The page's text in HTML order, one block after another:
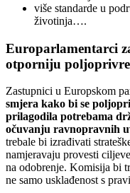
više standarde u
životinja….
Europarlamentarci
otporniju
Zastupnici u Europskom
smjera kako bi se
prilagodila potrebama
očuvanju ravnopravnih
trebale bi izrađivati
namjeravaju provesti
na odobrenje. Komisija bi
ne samo usklađenost s